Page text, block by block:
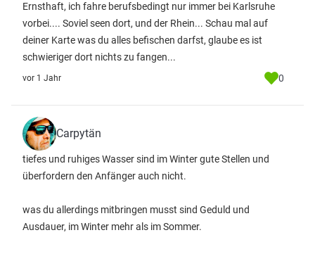
Ernsthaft, ich fahre berufsbedingt nur immer bei Karlsruhe
vorbei.... Soviel seen dort, und der Rhein... Schau mal auf
deiner Karte was du alles befischen darfst, glaube es ist
schwieriger dort nichts zu fangen...
vor 1 Jahr 0
Carpytän
tiefes und ruhiges Wasser sind im Winter gute Stellen und
überfordern den Anfänger auch nicht.
was du allerdings mitbringen musst sind Geduld und
Ausdauer, im Winter mehr als im Sommer.